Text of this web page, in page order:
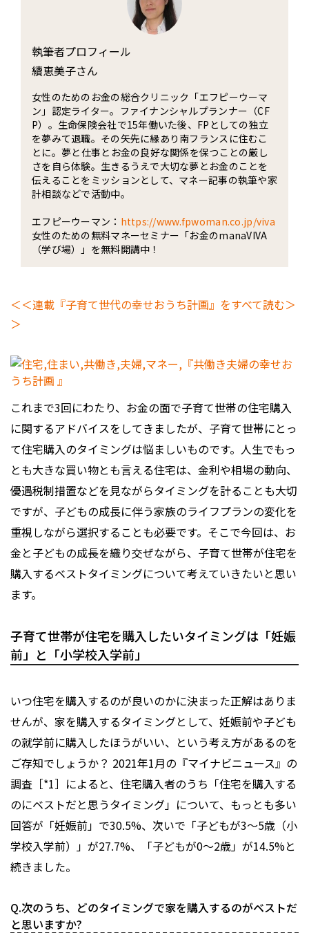
執筆者プロフィール
續恵美子さん
女性のためのお金の総合クリニック「エフピーウーマ
ン」認定ライター。ファイナンシャルプランナー（CF
P）。生命保険会社で15年働いた後、FPとしての独立
を夢みて退職。その矢先に縁あり南フランスに住むこ
とに――。夢と仕事とお金の良好な関係を保つことの厳し
さを自ら体験。生きるうえで大切な夢とお金のことを
伝えることをミッションとして、マネー記事の執筆や家
計相談などで活動中。
エフピーウーマン： https://www.fpwoman.co.jp/viva
女性のための無料マネーセミナー「お金のmanaVIVA
（学び場）」を無料開講中！
＜＜連載『子育て世代の幸せおうち計画』をすべて読む＞
＞
これまで3回にわたり、お金の面で子育て世帯の住宅購入
に関するアドバイスをしてきましたが、子育て世帯にとっ
て住宅購入のタイミングは悩ましいものです。人生でもっ
とも大きな買い物とも言える住宅は、金利や相場の動向、
優遇税制措置などを見ながらタイミングを計ることも大切
ですが、子どもの成長に伴う家族のライフプランの変化を
重視しながら選択することも必要です。そこで今回は、お
金と子どもの成長を織り交ぜながら、子育て世帯が住宅を
購入するベストタイミングについて考えていきたいと思い
ます。
子育て世帯が住宅を購入したいタイミングは「妊娠
前」と「小学校入学前」
いつ住宅を購入するのが良いのかに決まった正解はありま
せんが、家を購入するタイミングとして、妊娠前や子ども
の就学前に購入したほうがいい、という考え方があるのを
ご存知でしょうか？ 2021年1月の『マイナビニュース』の
調査［*1］によると、住宅購入者のうち「住宅を購入する
のにベストだと思うタイミング」について、もっとも多い
回答が「妊娠前」で30.5%、次いで「子どもが3～5歳（小
学校入学前）」が27.7%、「子どもが0～2歳」が14.5%と
続きました。
Q.次のうち、どのタイミングで家を購入するのがベストだ
と思いますか?